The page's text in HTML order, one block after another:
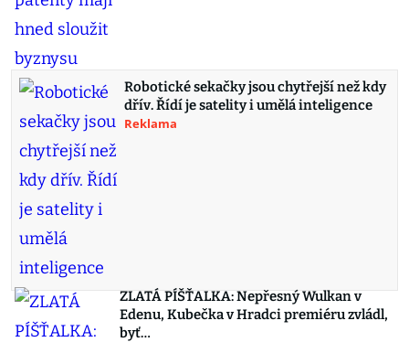
Robotické sekačky jsou chytřejší než kdy
dřív. Řídí je satelity i umělá inteligence
Reklama
ZLATÁ PÍŠŤALKA: Nepřesný Wulkan v
Edenu, Kubečka v Hradci premiéru zvládl,
byť…